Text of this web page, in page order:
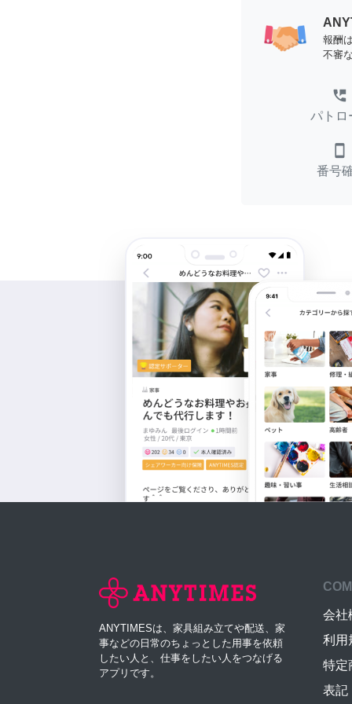
報酬
不審
perm_phone_msg
パトロ
smartphone
番号
ANYTIMESは、家具組み立てや配送、家
事などの日常のちょっとした用事を依頼
したい人と、仕事をしたい人をつなげる
アプリです。
会社
利用
特定
表記